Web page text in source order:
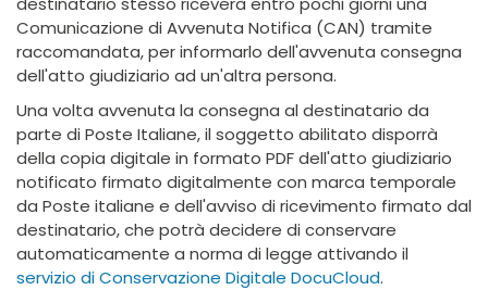
Comunicazione di Avvenuta Notifica (CAN) tramite
raccomandata, per informarlo dell'avvenuta consegna
dell'atto giudiziario ad un'altra persona.
Una volta avvenuta la consegna al destinatario da
parte di Poste Italiane, il soggetto abilitato disporrà
della copia digitale in formato PDF dell'atto giudiziario
notificato firmato digitalmente con marca temporale
da Poste italiane e dell'avviso di ricevimento firmato dal
destinatario, che potrà decidere di conservare
automaticamente a norma di legge attivando il
servizio di Conservazione Digitale DocuCloud.